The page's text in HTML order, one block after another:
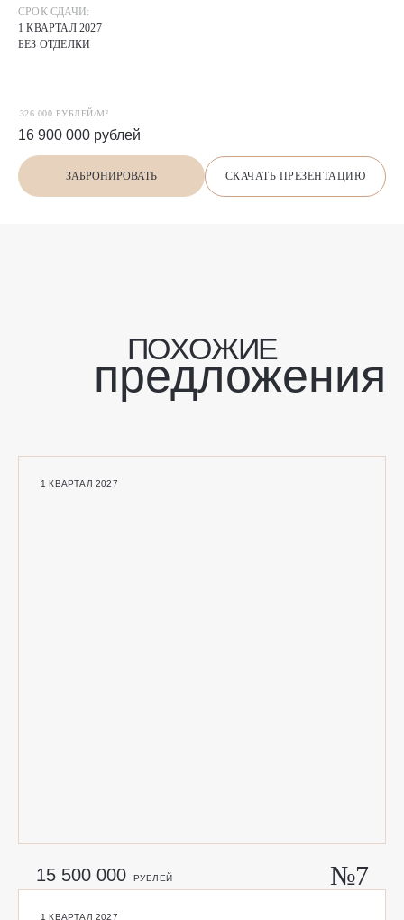
СРОК СДАЧИ:
1 КВАРТАЛ 2027
БЕЗ ОТДЕЛКИ
326 000 РУБЛЕЙ/М²
16 900 000 рублей
ЗАБРОНИРОВАТЬ СКАЧАТЬ ПРЕЗЕНТАЦИЮ
ПОХОЖИЕ
15 500 000 РУБЛЕЙ №7
1 КВАРТАЛ 2027
1 КВАРТАЛ 2027